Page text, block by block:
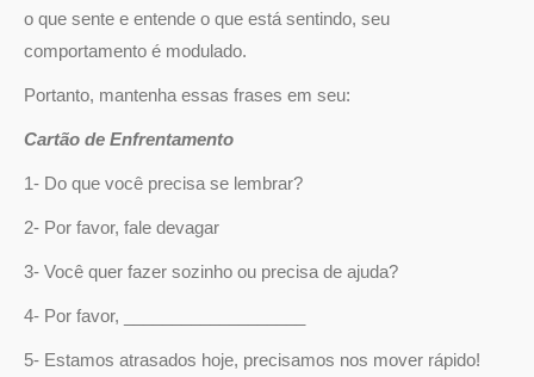
o que sente e entende o que está sentindo, seu
comportamento é modulado.
Portanto, mantenha essas frases em seu:
Cartão de Enfrentamento
1- Do que você precisa se lembrar?
2- Por favor, fale devagar
3- Você quer fazer sozinho ou precisa de ajuda?
4- Por favor, ___________________
5- Estamos atrasados hoje, precisamos nos mover rápido!